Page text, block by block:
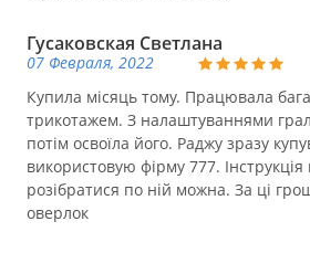
Гусаковская Светлана
07 Февраля, 2022
Купила місяць тому. Працювала
трикотажем. З налаштуваннями
потім освоїла його. Раджу зразу
використовую фірму 777.
розібратися по ній можна. За ці
оверлок